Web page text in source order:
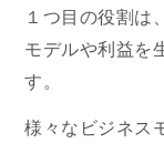
１つ目の役割は
モデルや利益を
す。
様々なビジネス